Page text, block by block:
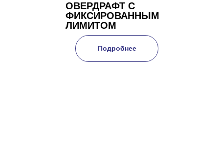
Подробнее
ОВЕРДРАФТ С
ФИКСИРОВАННЫМ
ЛИМИТОМ